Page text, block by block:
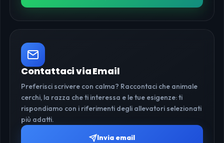
Contattaci via Email
Preferisci scrivere con calma? Raccontaci che animale
cerchi, la razza che ti interessa e le tue esigenze: ti
rispondiamo con i riferimenti degli allevatori selezionati
più adatti.
Invia email